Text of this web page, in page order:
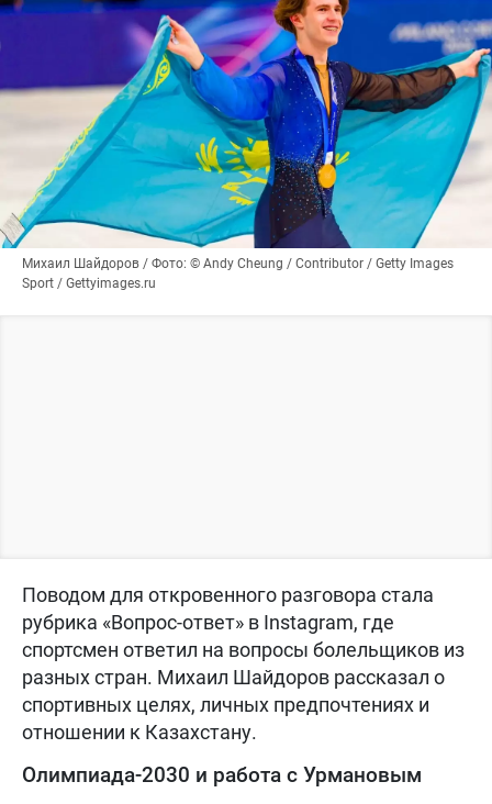
Михаил Шайдоров / Фото: © Andy Cheung / Contributor / Getty Images
Sport / Gettyimages.ru
Поводом для откровенного разговора стала
рубрика «Вопрос-ответ» в Instagram, где
спортсмен ответил на вопросы болельщиков из
разных стран. Михаил Шайдоров рассказал о
спортивных целях, личных предпочтениях и
отношении к Казахстану.
Олимпиада-2030 и работа с Урмановым